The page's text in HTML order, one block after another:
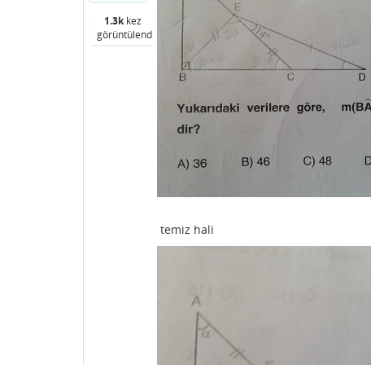
1.3kkez
görüntülendi
temiz hali